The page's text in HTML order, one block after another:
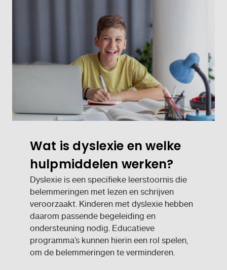
Wat is dyslexie en welke
hulpmiddelen werken?
Dyslexie is een specifieke leerstoornis die
belemmeringen met lezen en schrijven
veroorzaakt. Kinderen met dyslexie hebben
daarom passende begeleiding en
ondersteuning nodig. Educatieve
programma’s kunnen hierin een rol spelen,
om de belemmeringen te verminderen.